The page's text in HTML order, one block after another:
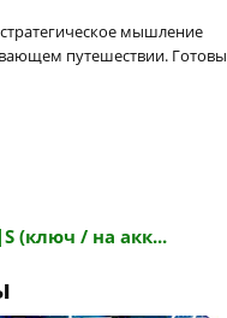
мышление
путешествии. Готовы
(ключ / на акк...